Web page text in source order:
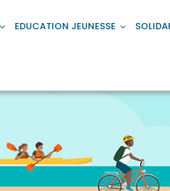
EDUCATION JEUNESSE